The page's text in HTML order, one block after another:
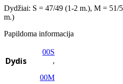
Dydžiai: S = 47/49 (1-2 m.), M = 51/
m.)
Papildoma informacija
Dydis
00S
,
00M